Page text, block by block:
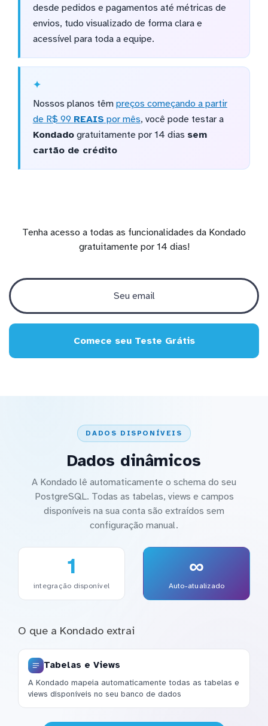
desde pedidos e pagamentos até métricas de
envios, tudo visualizado de forma clara e
acessível para toda a equipe.
Nossos planos têm preços começando a partir
de R$ 99 REAIS por mês, você pode testar a
Kondadogratuitamente por 14 dias sem
cartão de crédito
Tenha acesso a todas as funcionalidades da Kondado
gratuitamente por 14 dias!
Comece seu Teste Grátis
DADOS DISPONÍVEIS
Dados dinâmicos
A Kondado lê automaticamente o schema do seu
PostgreSQL. Todas as tabelas, views e campos
disponíveis na sua conta são extraídos sem
configuração manual.
1
integração disponível
∞
Auto-atualizado
O que a Kondado extrai
Tabelas e Views
A Kondado mapeia automaticamente todas as tabelas e
views disponíveis no seu banco de dados